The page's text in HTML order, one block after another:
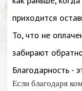
приходится
То, что не
забирают
Благодарность -
Если благодаря